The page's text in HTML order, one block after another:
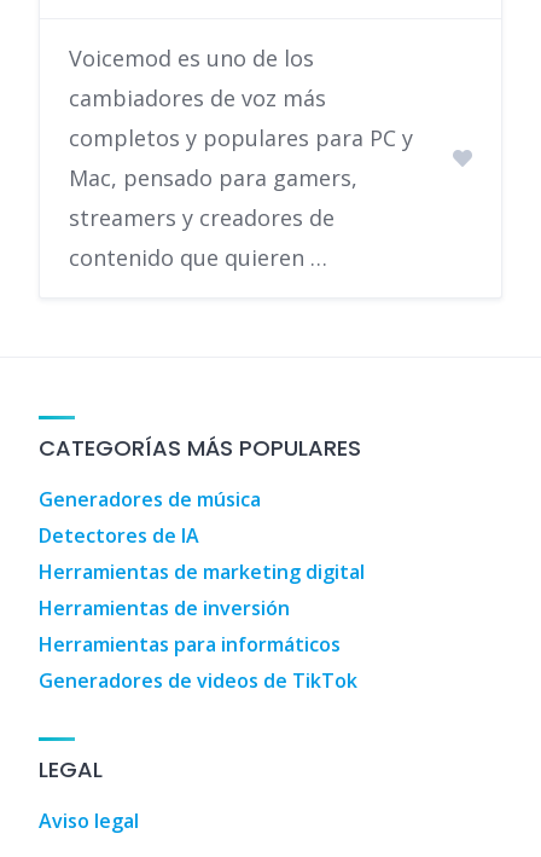
Voicemod es uno de los
cambiadores de voz más
completos y populares para PC y
Mac, pensado para gamers,
streamers y creadores de
contenido que quieren …
CATEGORÍAS MÁS POPULARES
Generadores de música
Detectores de IA
Herramientas de marketing digital
Herramientas de inversión
Herramientas para informáticos
Generadores de videos de TikTok
LEGAL
Aviso legal